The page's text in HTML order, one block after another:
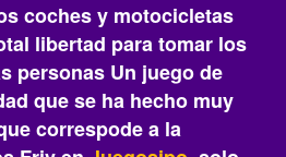
coches y motocicletas
libertad para tomar los
personas Un juego de
que se ha hecho muy
correspode a la